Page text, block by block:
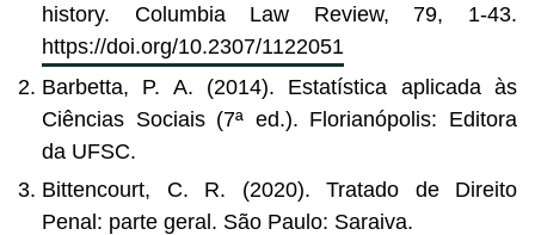
history. Columbia Law Review, 79, 1-43.
https://doi.org/10.2307/1122051
Barbetta, P. A. (2014). Estatística aplicada às
Ciências Sociais (7ª ed.). Florianópolis: Editora
da UFSC.
Bittencourt, C. R. (2020). Tratado de Direito
Penal: parte geral. São Paulo: Saraiva.